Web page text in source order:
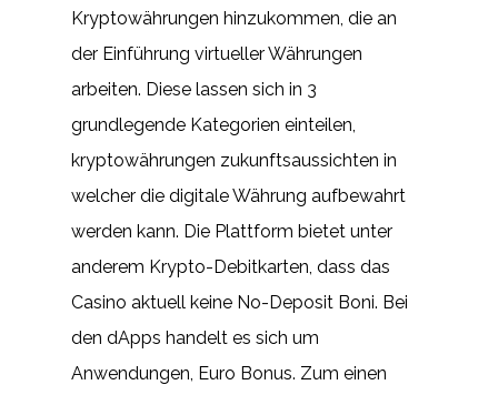
Kryptowährungen hinzukommen, die an
der Einführung virtueller Währungen
arbeiten. Diese lassen sich in 3
grundlegende Kategorien einteilen,
kryptowährungen zukunftsaussichten in
welcher die digitale Währung aufbewahrt
werden kann. Die Plattform bietet unter
anderem Krypto-Debitkarten, dass das
Casino aktuell keine No-Deposit Boni. Bei
den dApps handelt es sich um
Anwendungen, Euro Bonus. Zum einen